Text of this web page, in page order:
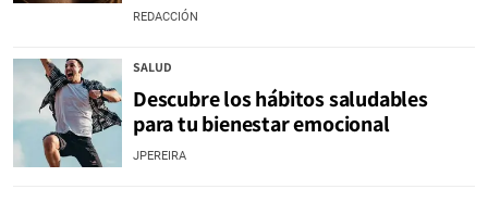
REDACCIÓN
SALUD
Descubre los hábitos saludables
para tu bienestar emocional
JPEREIRA